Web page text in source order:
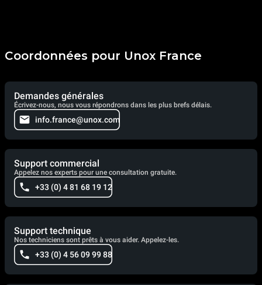
Coordonnées pour Unox France
Demandes générales
Écrivez-nous, nous vous répondrons dans les plus brefs délais.
info.france@unox.com
Support commercial
Appelez nos experts pour une consultation gratuite.
+33 (0) 4 81 68 19 12
Support technique
Nos techniciens sont prêts à vous aider. Appelez-les.
+33 (0) 4 56 09 99 88